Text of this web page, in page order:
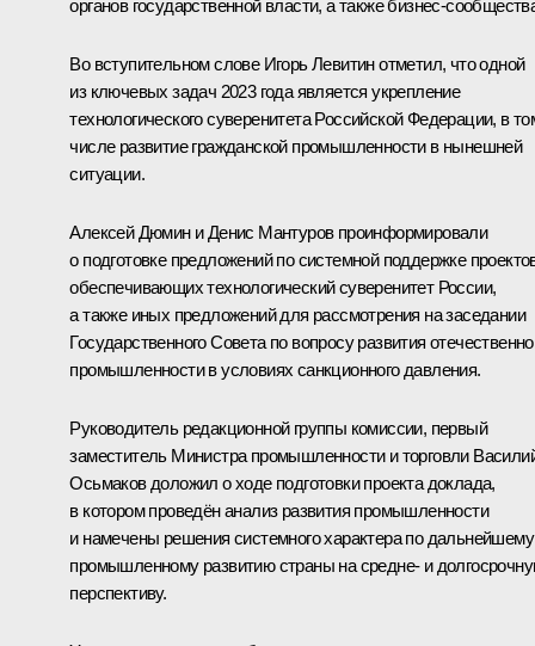
органов государственной власти, а также бизнес-
Во вступительном слове Игорь Левитинотметил, что одной
из ключевых задач 2023 года является укрепление
технологического суверенитета Российской Федерации, в
числе развитие гражданской промышленности в нынешней
ситуации.
Алексей Дюмини Денис Мантуров проинформировали
о подготовке предложений по системной поддержке
обеспечивающих технологический суверенитет России,
а также иных предложений для рассмотрения на заседании
Государственного Совета по вопросу развития
промышленности в условиях санкционного давления.
Руководитель редакционной группы комиссии, первый
заместитель Министра промышленности и торговли
Осьмаков доложил о ходе подготовки проекта доклада,
в котором проведён анализ развития промышленности
и намечены решения системного характера по дальнейшему
промышленному развитию страны на средне- и
перспективу.